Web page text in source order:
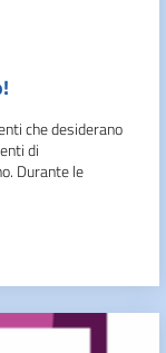
che desiderano
di
Durante le